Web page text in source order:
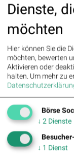
Fresenius und
für Gesprächsstoff im
sorgten
Details
Henkel : 3.89%»
Zalando : 2.86%»
Fresenius Medical
» Details
Fresenius : 1.71%
Hochtief : -0.71%
Rheinmetall : -
Siemens : -5.11%»
Siemens Energy : -
Details
Scout24 : -6.12%
Dienste,
möchten
Hier können Sie die
möchten, bewerten
Aktivieren oder
halten. Um mehr zu
Börse
↓ 2 Dienste
↓ 1 Dienst